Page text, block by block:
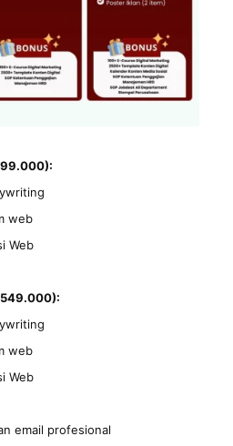
web
Web
web
Web
email profesional